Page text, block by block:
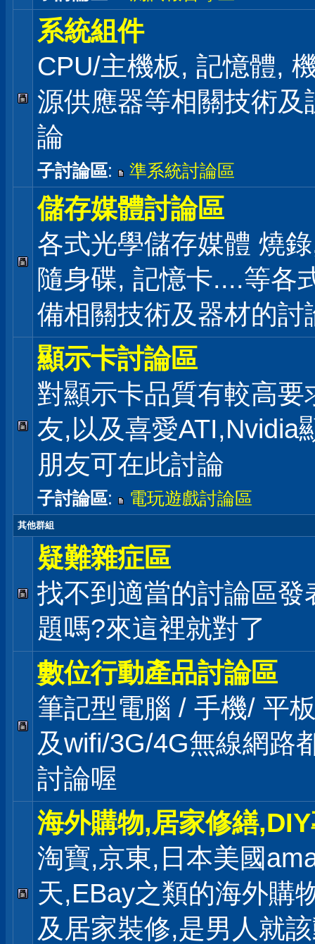
系統組件
CPU/主機板, 記憶體,
源供應器等相關技術及
論
子討論區: 準系統討論區
儲存媒體討論區
各式光學儲存媒體 燒
隨身碟, 記憶卡....等各
備相關技術及器材的討
顯示卡討論區
對顯示卡品質有較高要
友,以及喜愛ATI,Nvidia
朋友可在此討論
子討論區: 電玩遊戲討論區
其他群組
疑難雜症區
找不到適當的討論區發
題嗎?來這裡就對了
數位行動產品討論區
筆記型電腦 / 手機/ 平
及wifi/3G/4G無線網路
討論喔
海外購物,居家修繕
淘寶,京東,日本美國
天,EBay之類的海外購
及居家裝修,是男人就